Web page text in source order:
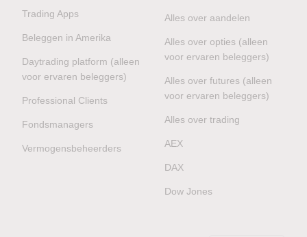
Trading Apps
Beleggen in Amerika
Daytrading platform (alleen
voor ervaren beleggers)
Professional Clients
Fondsmanagers
Vermogensbeheerders
Alles over aandelen
Alles over opties (alleen
voor ervaren beleggers)
Alles over futures (alleen
voor ervaren beleggers)
Alles over trading
AEX
DAX
Dow Jones